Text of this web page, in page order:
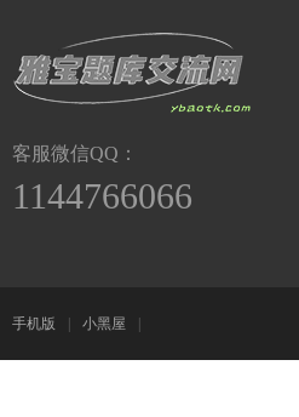
客服微信QQ：
1144766066
手机版 | 小黑屋 |